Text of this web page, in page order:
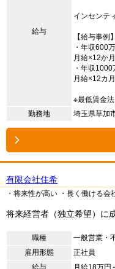
給与
インセンテ
【給与事例】
・年収600
月給×12か
・年収1000
月給×12カ
※最低賃金法
勤務地
埼玉県草加
有限会社住希
・将来性が高い ・長く働ける会
将来経営者（独立希望）に
職種
一般営業・
雇用形態
正社員
給与
月給18万円